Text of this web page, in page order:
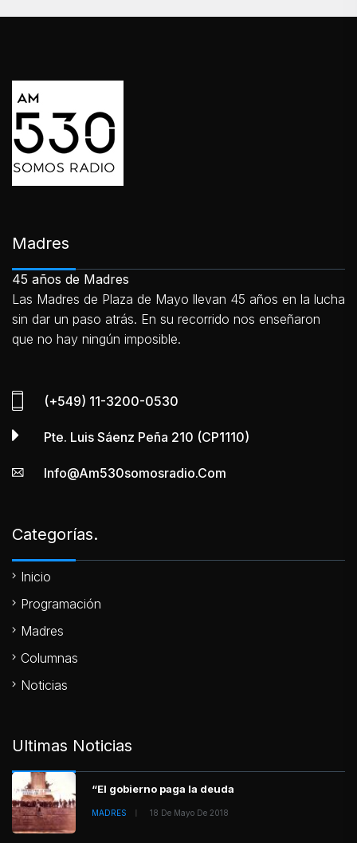
Madres
45 años de Madres
Las Madres de Plaza de Mayo llevan 45 años en la lucha
sin dar un paso atrás. En su recorrido nos enseñaron
que no hay ningún imposible.
(+549) 11-3200-0530
Pte. Luis Sáenz Peña 210 (CP1110)
Info@am530somosradio.com
Categorías.
Inicio
Programación
Madres
Columnas
Noticias
Ultimas Noticias
“El gobierno paga la deuda
MADRES 18 De Mayo De 2018